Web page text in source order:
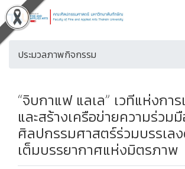
ประมวลภาพกิจกรรม
“จิบกาแฟ แลเล” เวทีแห่งกา
และสร้างเครือข่ายความร่วม
ศิลปกรรมศาสตร์ร่วมบรรเล
เต็มบรรยากาศแห่งมิตรภาพ